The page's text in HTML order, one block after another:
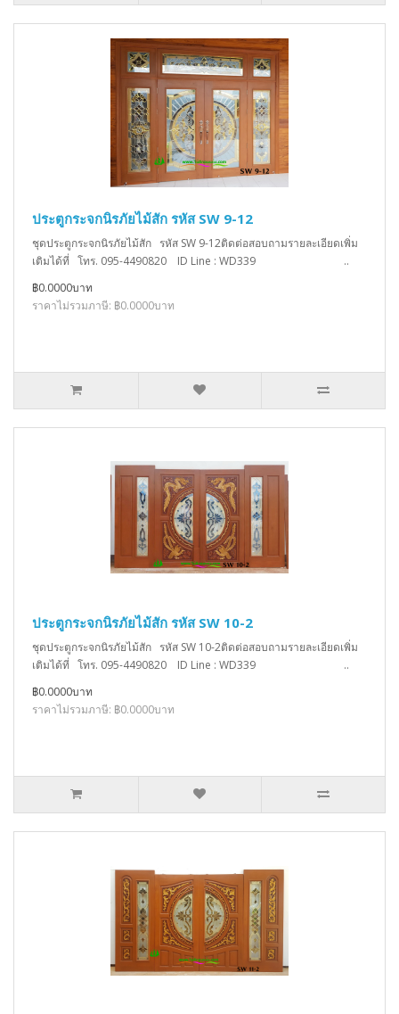
ประตูกระจกนิรภัยไม้สัก รหัส SW 9-12
ชุดประตูกระจกนิรภัยไม้สัก รหัส SW 9-12ติดต่อสอบถามรายละเอียดเพิ่ม
เติมได้ที่ โทร. 095-4490820 ID Line : WD339 ..
฿0.0000บาท
ราคาไม่รวมภาษี: ฿0.0000บาท
ประตูกระจกนิรภัยไม้สัก รหัส SW 10-2
ชุดประตูกระจกนิรภัยไม้สัก รหัส SW 10-2ติดต่อสอบถามรายละเอียดเพิ่ม
เติมได้ที่ โทร. 095-4490820 ID Line : WD339 ..
฿0.0000บาท
ราคาไม่รวมภาษี: ฿0.0000บาท